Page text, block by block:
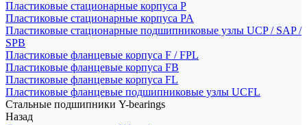
Пластиковые стационарные корпуса P
Пластиковые стационарные корпуса PA
Пластиковые стационарные подшипниковые узлы UCP / SAP /
SPB
Пластиковые фланцевые корпуса F / FPL
Пластиковые фланцевые корпуса FB
Пластиковые фланцевые корпуса FL
Пластиковые фланцевые подшипниковые узлы UCFL
Стальные подшипники Y-bearings
Назад